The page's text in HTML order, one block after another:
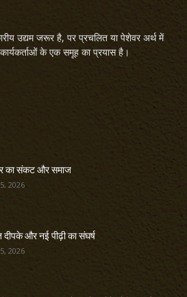
उद्यम जरूर है, पर प्रचलित या पेशेवर अर्थ में
के एक समूह का प्रयास है।
का संकट और समाज
2026
दीपके और नई पीढ़ी का संघर्ष
2026